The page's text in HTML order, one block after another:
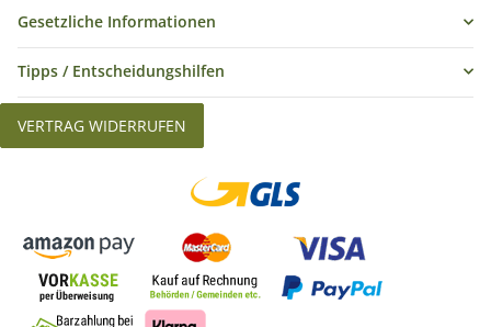
Gesetzliche Informationen
Tipps / Entscheidungshilfen
VERTRAG WIDERRUFEN